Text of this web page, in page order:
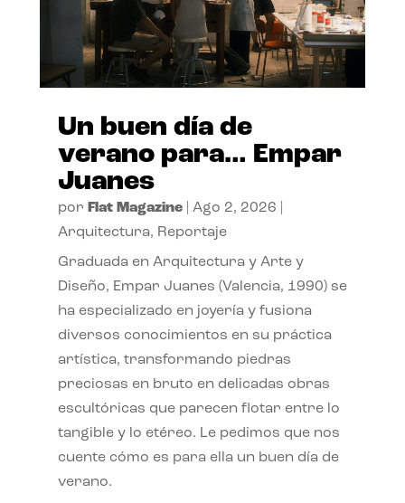
Un buen día de
verano para… Empar
Juanes
por Flat Magazine| Ago 2, 2026
Arquitectura, Reportaje
Graduada en Arquitectura y Arte y
Diseño, Empar Juanes (Valencia, 1990) se
ha especializado en joyería y fusiona
diversos conocimientos en su práctica
artística, transformando piedras
preciosas en bruto en delicadas obras
escultóricas que parecen flotar entre lo
tangible y lo etéreo. Le pedimos que nos
cuente cómo es para ella un buen día de
verano.